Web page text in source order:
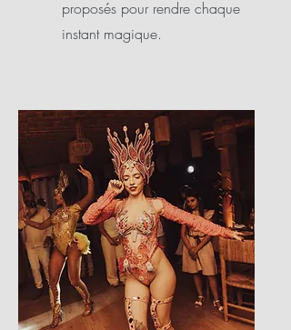
proposés pour rendre chaque
instant magique.